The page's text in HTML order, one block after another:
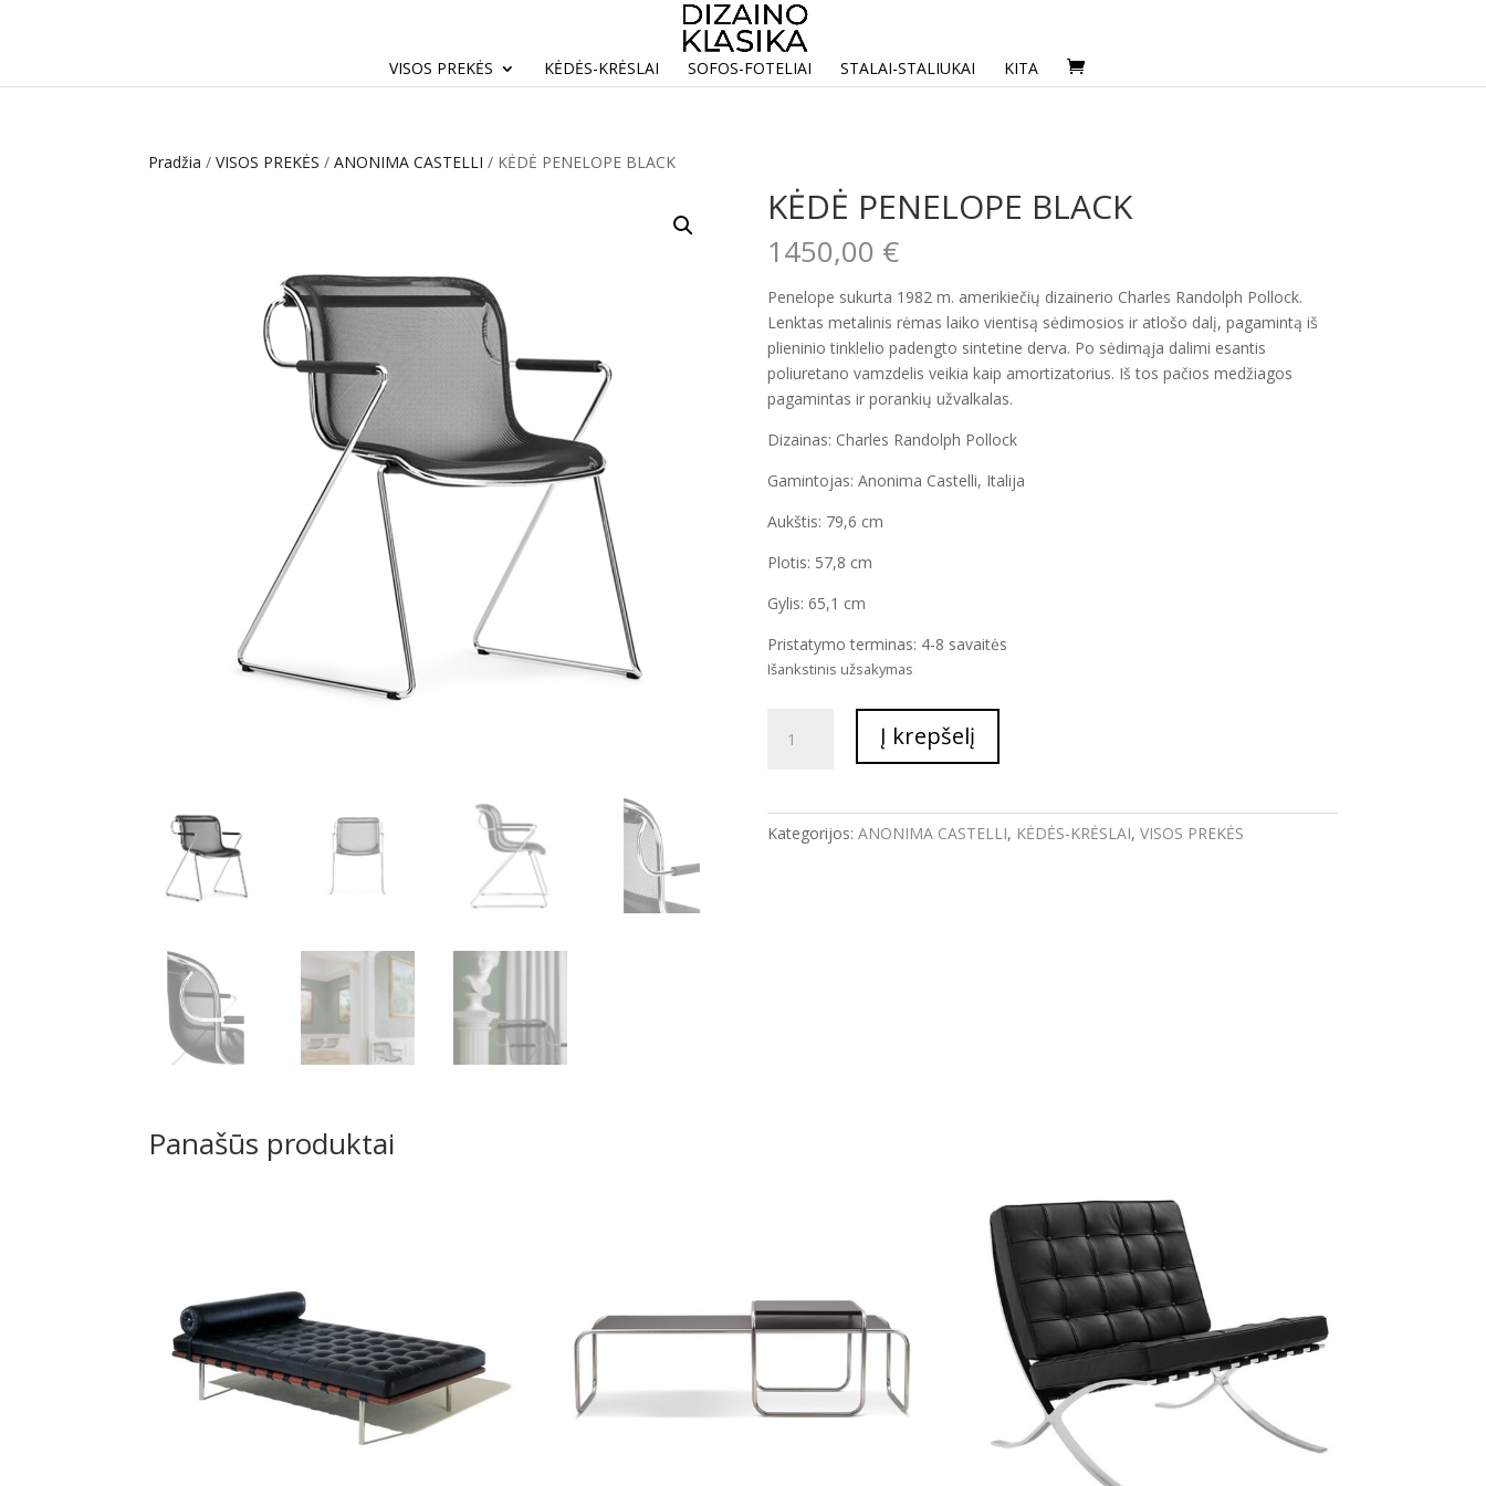
VISOS PREKĖS KĖDĖS-KRĖSLAI SOFOS-FOTELIAI STALAI-STALIUKAI KITA
Pradžia /VISOS PREKĖS /ANONIMA CASTELLI / KĖDĖ PENELOPE BLACK
KĖDĖ PENELOPE BLACK
1450,00 €
Penelope sukurta 1982 m. amerikiečių dizainerio Charles Randolph Pollock.
Lenktas metalinis rėmas laiko vientisą sėdimosios ir atlošo dalį, pagamintą iš
plieninio tinklelio padengto sintetine derva. Po sėdimąja dalimi esantis
poliuretano vamzdelis veikia kaip amortizatorius. Iš tos pačios medžiagos
pagamintas ir porankių užvalkalas.
Dizainas: Charles Randolph Pollock
Gamintojas: Anonima Castelli, Italija
Aukštis: 79,6 cm
Plotis: 57,8 cm
Gylis: 65,1 cm
Pristatymo terminas: 4-8 savaitės
Išankstinis užsakymas
kiekis:
Į krepšelį
Kategorijos: ANONIMA CASTELLI, KĖDĖS-KRĖSLAI, VISOS PREKĖS
Panašūs produktai